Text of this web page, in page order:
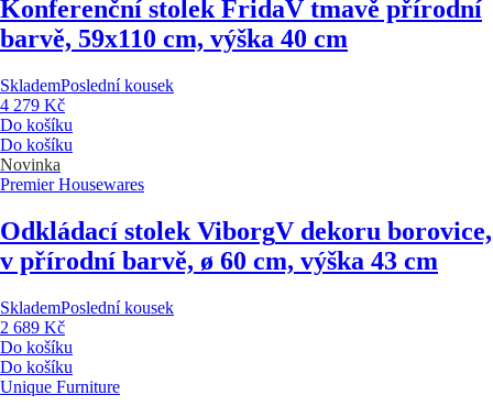
Konferenční stolek FridaV tmavě přírodní
barvě, 59x110 cm, výška 40 cm
SklademPoslední kousek
4 279 Kč
Do košíku
Do košíku
Novinka
Premier Housewares
Odkládací stolek ViborgV dekoru borovice,
v přírodní barvě, ø 60 cm, výška 43 cm
SklademPoslední kousek
2 689 Kč
Do košíku
Do košíku
Unique Furniture